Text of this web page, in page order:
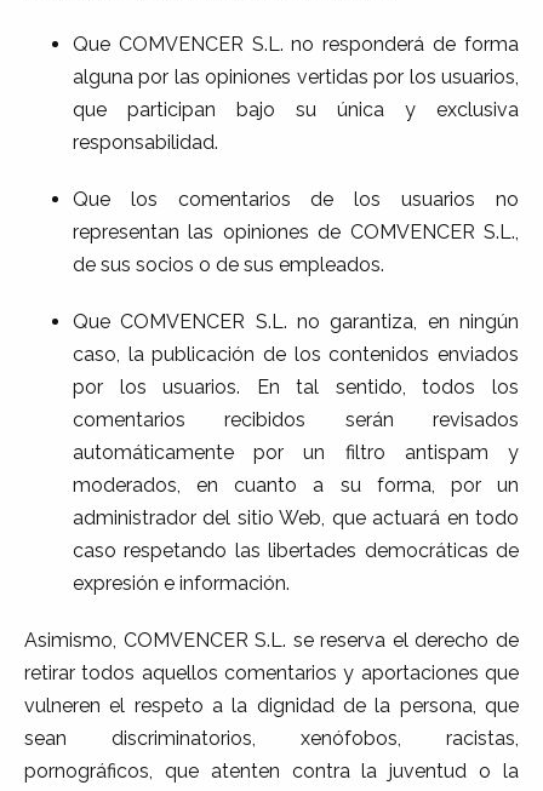
Que COMVENCER S.L. no responderá de forma
alguna por las opiniones vertidas por los usuarios,
que participan bajo su única y exclusiva
responsabilidad.
Que los comentarios de los usuarios no
representan las opiniones de COMVENCER S.L.,
de sus socios o de sus empleados.
Que COMVENCER S.L. no garantiza, en ningún
caso, la publicación de los contenidos enviados
por los usuarios. En tal sentido, todos los
comentarios recibidos serán revisados
automáticamente por un filtro antispam y
moderados, en cuanto a su forma, por un
administrador del sitio Web, que actuará en todo
caso respetando las libertades democráticas de
expresión e información.
Asimismo, COMVENCER S.L. se reserva el derecho de
retirar todos aquellos comentarios y aportaciones que
vulneren el respeto a la dignidad de la persona, que
sean discriminatorios, xenófobos, racistas,
pornográficos, que atenten contra la juventud o la